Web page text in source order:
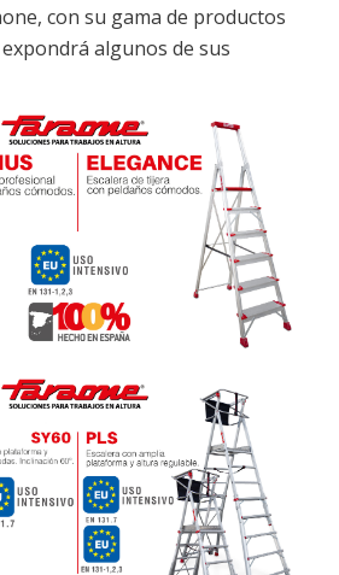
con su gama de productos
algunos de sus